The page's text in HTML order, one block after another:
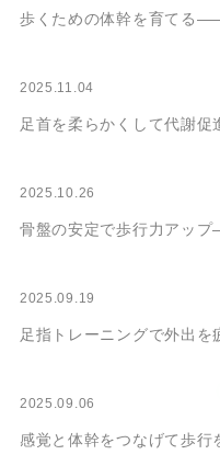
歩くための体幹を育てる
2025.11.04
足首を柔らかくして代謝
2025.10.26
骨盤の安定で歩行力アッ
2025.09.19
足指トレーニングで外出
2025.09.06
感覚と体幹をつなげて歩行